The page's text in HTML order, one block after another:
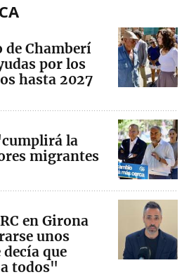
de Chamberí
por los
hasta 2027
la
migrantes
en Girona
unos
que
todos"